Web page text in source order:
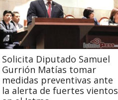
Solicita Diputado Samuel
Gurrión Matías tomar
medidas preventivas ante
la alerta de fuertes vientos